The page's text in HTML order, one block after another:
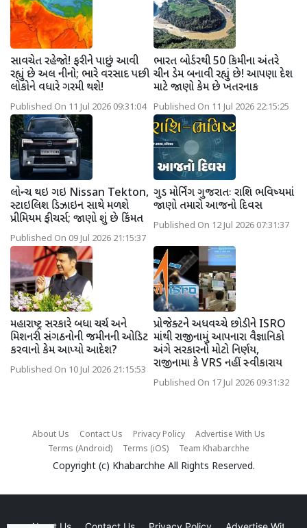
સાવચેત રહેજો! ફરીને પાછું આવી
રહ્યું છે અલ નીનો; ભારે વરસાદ પછી
લોકોને વધારે ગરમી થશે!
Published On 11 Jul 2026 09:31:04
ભારત બોર્ડરથી 50 કિમીના અંતરે
ચીન ડેમ બનાવી રહ્યું છે! આપણા દેશ
માટે જાણો કેમ છે ખતરનાક
Published On 11 Jul 2026 22:15:25
લોન્ચ થઇ ગઇ Nissan Tekton,
સ્ટાઇલિશ ડિઝાઇન સાથે મળશે
પ્રીમિયમ ફીચર્સ; જાણો શું છે કિંમત
Published On 09 Jul 2026 21:15:37
ગુડ મોર્નિંગ ગુજરાતઃ રાશિ ભવિષ્યમાં
જાણો તમારો આજનો દિવસ
Published On 12 Jul 2026 07:31:37
મહારાષ્ટ્ર સરકારે બધા ચર્ચ અને
મિશનરી સંગઠનોની જમીનની ઓડિટ
કરવાનો કેમ આપ્યો આદેશ?
Published On 10 Jul 2026 21:15:53
પ્રોજેક્ટને અધવચ્ચે છોડીને ISRO
માંથી રાજીનામું આપનારા વૈજ્ઞાનિકો
અંગે સરકારનો મોટો નિર્ણય,
રાજીનામા કે VRS નહીં સ્વીકારાય
Published On 17 Jul 2026 09:31:32
About Us Contact Us Privacy Policy
Advertise With Us
Terms (Android)
Terms (iOS) Team Khabarchhe
Copyright (c) Khabarchhe All Rights Reserved.